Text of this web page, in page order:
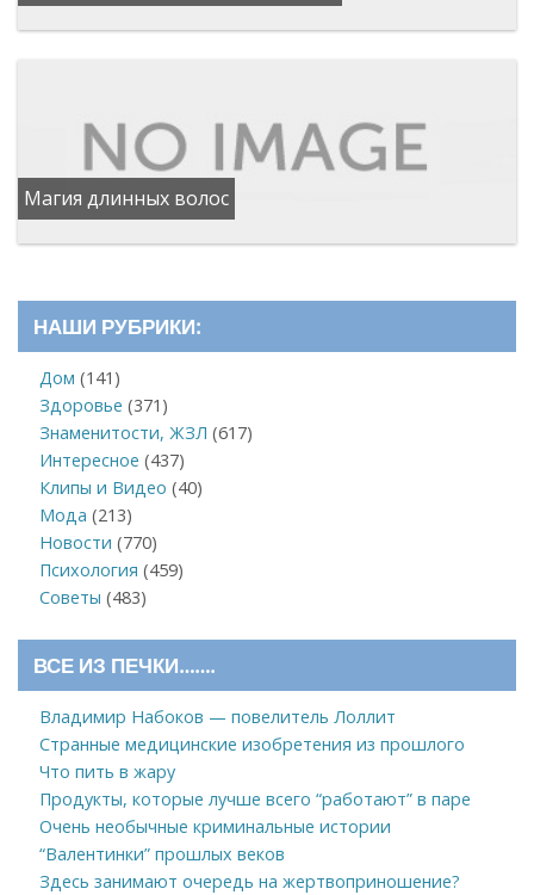
Магия длинных волос
НАШИ РУБРИКИ:
Дом (141)
Здоровье (371)
Знаменитости, ЖЗЛ (617)
Интересное (437)
Клипы и Видео (40)
Мода (213)
Новости (770)
Психология (459)
Советы (483)
ВСЕ ИЗ ПЕЧКИ…….
Владимир Набоков — повелитель Лоллит
Странные медицинские изобретения из прошлого
Что пить в жару
Продукты, которые лучше всего “работают” в паре
Очень необычные криминальные истории
“Валентинки” прошлых веков
Здесь занимают очередь на жертвоприношение?